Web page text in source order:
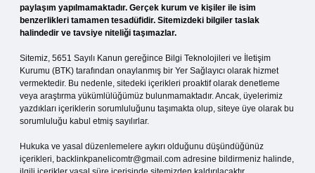
paylaşım yapılmamaktadır. Gerçek kurum ve kişiler ile isim
benzerlikleri tamamen tesadüfidir. Sitemizdeki bilgiler taslak
halindedir ve tavsiye niteliği taşımazlar.
Sitemiz, 5651 Sayılı Kanun gereğince Bilgi Teknolojileri ve İletişim
Kurumu (BTK) tarafından onaylanmış bir Yer Sağlayıcı olarak hizmet
vermektedir. Bu nedenle, sitedeki içerikleri proaktif olarak denetleme
veya araştırma yükümlülüğümüz bulunmamaktadır. Ancak, üyelerimiz
yazdıkları içeriklerin sorumluluğunu taşımakta olup, siteye üye olarak bu
sorumluluğu kabul etmiş sayılırlar.
Hukuka ve yasal düzenlemelere aykırı olduğunu düşündüğünüz
içerikleri, backlinkpanelicomtr@gmail.com adresine bildirmeniz halinde,